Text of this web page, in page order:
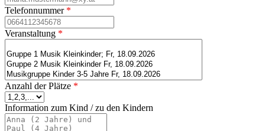
Telefonnummer *
Veranstaltung *
Anzahl der Plätze *
Information zum Kind / zu den Kindern